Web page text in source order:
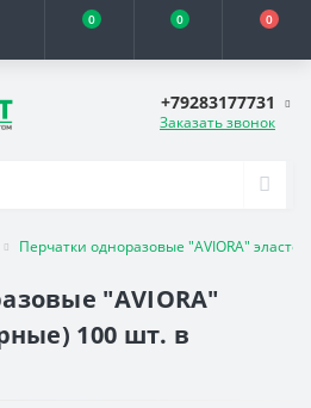
0 0 0
+79283177731
Заказать звонок
Перчатки одноразовые "АVIORA"
"АVIORA"
100 шт. в